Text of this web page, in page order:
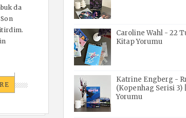
da
Caroline Wahl - 22
Kitap Yorumu
Katrine Engberg -
(Kopenhag Serisi 3)
Yorumu